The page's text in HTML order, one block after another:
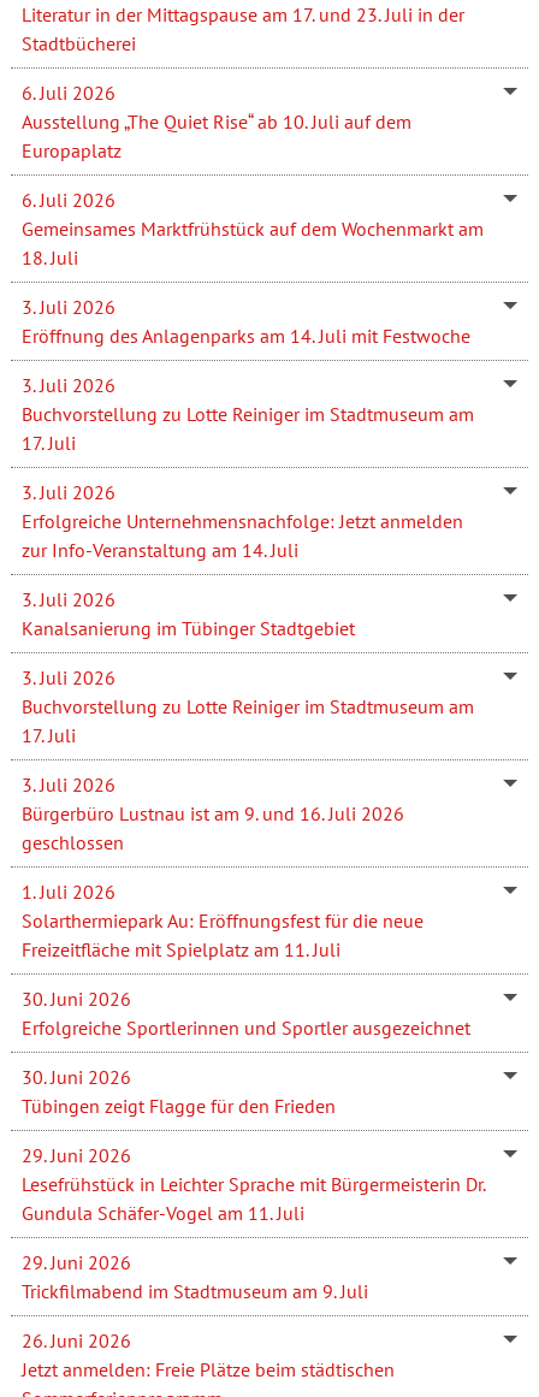
Literatur in der Mittagspause am 17. und 23. Juli in der
Stadtbücherei
6. Juli 2026
Ausstellung „The Quiet Rise“ ab 10. Juli auf dem
Europaplatz
6. Juli 2026
Gemeinsames Marktfrühstück auf dem Wochenmarkt am
18. Juli
3. Juli 2026
Eröffnung des Anlagenparks am 14. Juli mit Festwoche
3. Juli 2026
Buchvorstellung zu Lotte Reiniger im Stadtmuseum am
17. Juli
3. Juli 2026
Erfolgreiche Unternehmensnachfolge: Jetzt anmelden
zur Info-Veranstaltung am 14. Juli
3. Juli 2026
Kanalsanierung im Tübinger Stadtgebiet
3. Juli 2026
Buchvorstellung zu Lotte Reiniger im Stadtmuseum am
17. Juli
3. Juli 2026
Bürgerbüro Lustnau ist am 9. und 16. Juli 2026
geschlossen
1. Juli 2026
Solarthermiepark Au: Eröffnungsfest für die neue
Freizeitfläche mit Spielplatz am 11. Juli
30. Juni 2026
Erfolgreiche Sportlerinnen und Sportler ausgezeichnet
30. Juni 2026
Tübingen zeigt Flagge für den Frieden
29. Juni 2026
Lesefrühstück in Leichter Sprache mit Bürgermeisterin Dr.
Gundula Schäfer-Vogel am 11. Juli
29. Juni 2026
Trickfilmabend im Stadtmuseum am 9. Juli
26. Juni 2026
Jetzt anmelden: Freie Plätze beim städtischen